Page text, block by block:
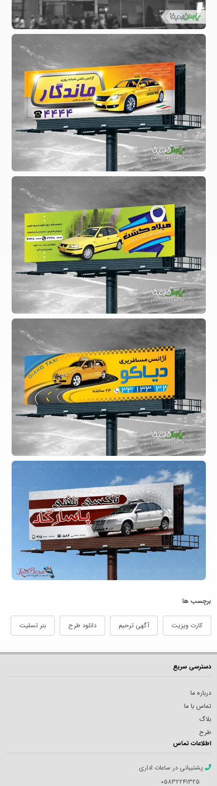
برچسب ها
کارت ویزیت آگهی ترحیم دانلود طرح بنر تسلیت
دسترسی سریع
درباره ما
تماس با ما
بلاگ
طرح
اطلاعات تماس
پشتیبانی در ساعات اداری
05832241325